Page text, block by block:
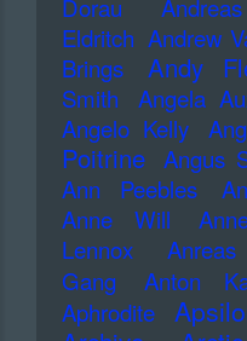
Dorau
Eldritch Andrew
Brings
Andy
Smith
Angela
Angelo Kelly
Poitrine Angus
Ann Peebles
Anne Will
Lennox
Gang
Anton
Aphrodite